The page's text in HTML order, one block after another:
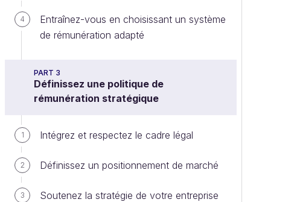
4
Entraînez-vous en choisissant un système
de rémunération adapté
PART 3
Définissez une politique de
rémunération stratégique
1 Intégrez et respectez le cadre légal
2 Définissez un positionnement de marché
3 Soutenez la stratégie de votre entreprise